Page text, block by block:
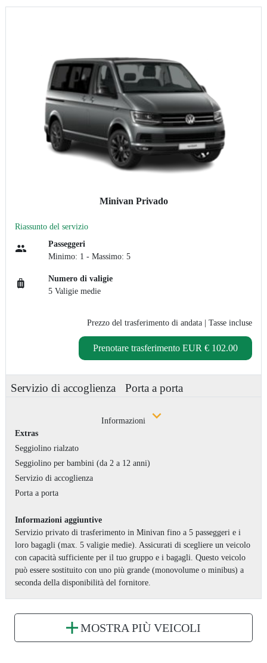
Minivan Privado
Riassunto del servizio
Passeggeri
Minimo: 1 - Massimo: 5
Numero di valigie
5 Valigie medie
Prezzo del trasferimento di andata | Tasse incluse
Prenotare trasferimento EUR € 102.00
Servizio di accoglienza Porta a porta
Informazioni
Extras
Seggiolino rialzato
Seggiolino per bambini (da 2 a 12 anni)
Servizio di accoglienza
Porta a porta
Informazioni aggiuntive
Servizio privato di trasferimento in Minivan fino a 5 passeggeri e i
loro bagagli (max. 5 valigie medie). Assicurati di scegliere un veicolo
con capacità sufficiente per il tuo gruppo e i bagagli. Questo veicolo
può essere sostituito con uno più grande (monovolume o minibus) a
seconda della disponibilità del fornitore.
MOSTRA PIÙ VEICOLI